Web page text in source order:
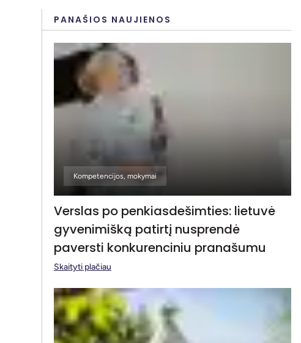
PANAŠIOS NAUJIENOS
Kompetencijos, mokymai
Verslas po penkiasdešimties: lietuvė
gyvenimišką patirtį nusprendė
paversti konkurenciniu pranašumu
Skaityti plačiau